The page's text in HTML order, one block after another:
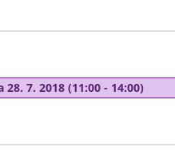
28. 7. 2018 (11:00 - 14:00)